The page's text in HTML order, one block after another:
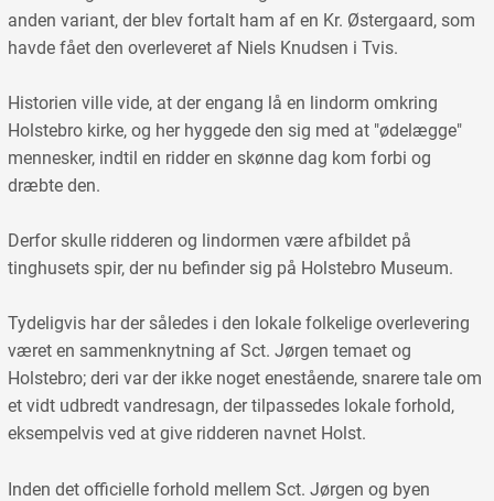
anden variant, der blev fortalt ham af en Kr. Østergaard, som
havde fået den overleveret af Niels Knudsen i Tvis.
Historien ville vide, at der engang lå en lindorm omkring
Holstebro kirke, og her hyggede den sig med at "ødelægge"
mennesker, indtil en ridder en skønne dag kom forbi og
dræbte den.
Derfor skulle ridderen og lindormen være afbildet på
tinghusets spir, der nu befinder sig på Holstebro Museum.
Tydeligvis har der således i den lokale folkelige overlevering
været en sammenknytning af Sct. Jørgen temaet og
Holstebro; deri var der ikke noget enestående, snarere tale om
et vidt udbredt vandresagn, der tilpassedes lokale forhold,
eksempelvis ved at give ridderen navnet Holst.
Inden det officielle forhold mellem Sct. Jørgen og byen